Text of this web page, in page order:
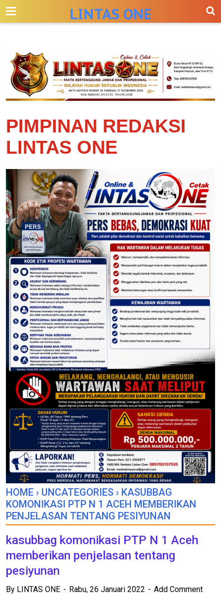
--> LINTAS ONE
PIMPINAN REDAKSI
LINTAS ONE
HOME › UNCATEGORIES › KASUBBAG
KOMONIKASI PTP N 1 ACEH MEMBERIKAN
PENJELASAN TENTANG PESIYUNAN
kasubbag komonikasi PTP N 1 Aceh
memberikan penjelasan tentang
pesiyunan
By LINTAS ONE Rabu, 26 Januari 2022 Add Comment